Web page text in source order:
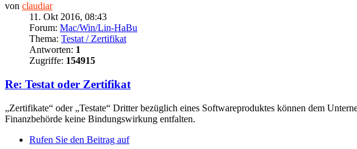
von claudiar
11. Okt 2016, 08:43
Forum: Mac/Win/Lin-HaBu
Thema: Testat / Zertifikat
Antworten: 1
Zugriffe: 154915
Re: Testat oder Zertifikat
„Zertifikate“ oder „Testate“ Dritter bezüglich eines Softwareproduktes können dem
Finanzbehörde keine Bindungswirkung entfalten.
Rufen Sie den Beitrag auf